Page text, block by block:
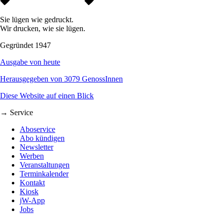
Sie lügen wie gedruckt.
Wir drucken, wie sie lügen.
Gegründet 1947
Ausgabe von heute
Herausgegeben von 3079 GenossInnen
Diese Website auf einen Blick
→ Service
Aboservice
Abo kündigen
Newsletter
Werben
Veranstaltungen
Terminkalender
Kontakt
Kiosk
jW-App
Jobs